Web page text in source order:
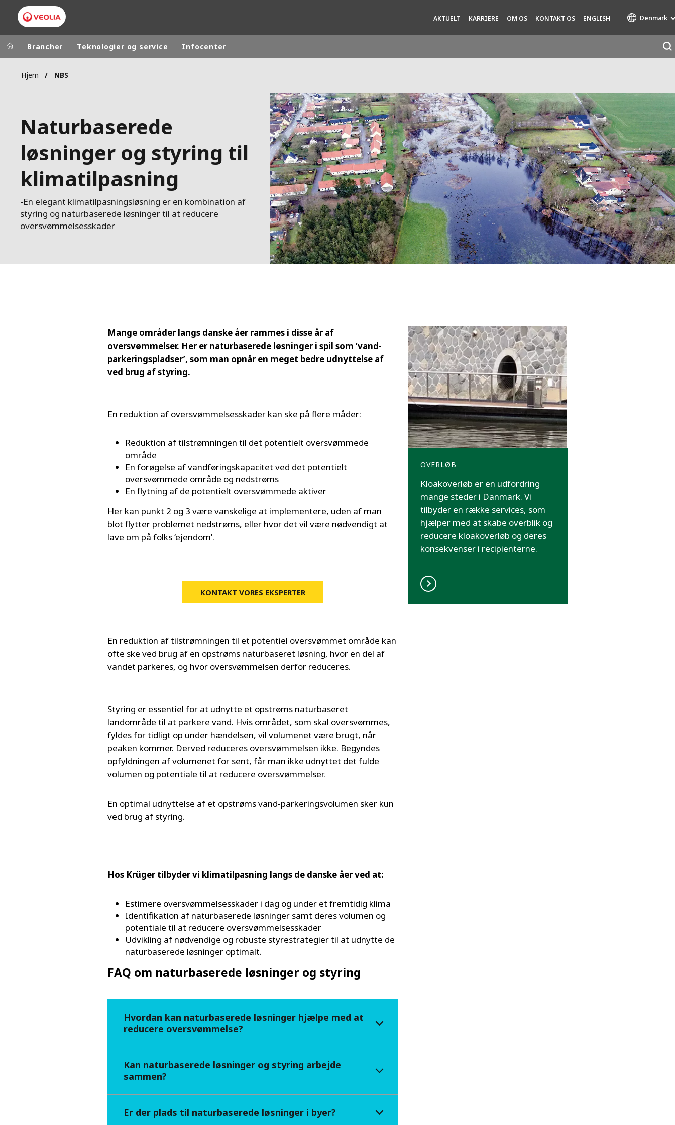
AKTUELT KARRIERE OM OS KONTAKT OS ENGLISH Denmark
Worldwide
CHINA
ESPAÑA
FINLAND
POLSKA
ANOXKALDNES
AQUAFLOW
BIOTHANE
ELGA
EVALED
ENTROPÎE
HPD
HYDROTECH
MPP SYSTEMS
OTV
PMT
Brancher Teknologier og service Infocenter
Hjem NBS
Naturbaserede
løsninger og styring til
klimatilpasning
-En elegant klimatilpasningsløsning er en kombination af
styring og naturbaserede løsninger til at reducere
oversvømmelsesskader
Mange områder langs danske åer rammes i disse år af
oversvømmelser. Her er naturbaserede løsninger i spil som ‘vand-
parkeringspladser’, som man opnår en meget bedre udnyttelse af
ved brug af styring.
En reduktion af oversvømmelsesskader kan ske på flere måder:
Reduktion af tilstrømningen til det potentielt oversvømmede
område
En forøgelse af vandføringskapacitet ved det potentielt
oversvømmede område og nedstrøms
En flytning af de potentielt oversvømmede aktiver
Her kan punkt 2 og 3 være vanskelige at implementere, uden af man
blot flytter problemet nedstrøms, eller hvor det vil være nødvendigt at
lave om på folks ‘ejendom’.
KONTAKT VORES EKSPERTER
En reduktion af tilstrømningen til et potentiel oversvømmet område kan
ofte ske ved brug af en opstrøms naturbaseret løsning, hvor en del af
vandet parkeres, og hvor oversvømmelsen derfor reduceres.
Styring er essentiel for at udnytte et opstrøms naturbaseret
landområde til at parkere vand. Hvis området, som skal oversvømmes,
fyldes for tidligt op under hændelsen, vil volumenet være brugt, når
peaken kommer. Derved reduceres oversvømmelsen ikke. Begyndes
opfyldningen af volumenet for sent, får man ikke udnyttet det fulde
volumen og potentiale til at reducere oversvømmelser.
En optimal udnyttelse af et opstrøms vand-parkeringsvolumen sker kun
ved brug af styring.
Hos Krüger tilbyder vi klimatilpasning langs de danske åer ved at:
Estimere oversvømmelsesskader i dag og under et fremtidig klima
Identifikation af naturbaserede løsninger samt deres volumen og
potentiale til at reducere oversvømmelsesskader
Udvikling af nødvendige og robuste styrestrategier til at udnytte de
naturbaserede løsninger optimalt.
FAQ om naturbaserede løsninger og styring
Hvordan kan naturbaserede løsninger hjælpe med at
reducere oversvømmelse?
Kan naturbaserede løsninger og styring arbejde
sammen?
Er der plads til naturbaserede løsninger i byer?
OVERLØB
Kloakoverløb er en udfordring
mange steder i Danmark. Vi
tilbyder en række services, som
hjælper med at skabe overblik og
reducere kloakoverløb og deres
konsekvenser i recipienterne.